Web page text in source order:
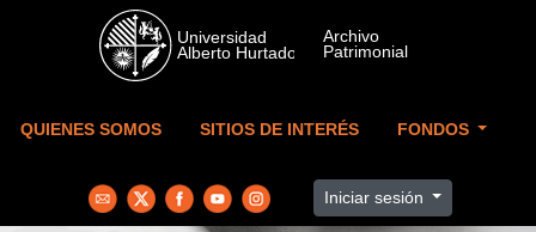
Skip to main content
QUIENES SOMOS SITIOS DE INTERÉS FONDOS
Iniciar sesión